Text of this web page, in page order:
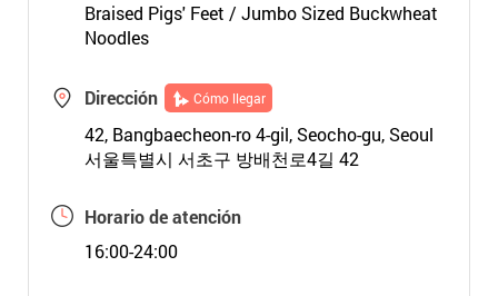
Braised Pigs' Feet / Jumbo Sized Buckwheat
Noodles
Dirección Cómo llegar
42, Bangbaecheon-ro 4-gil, Seocho-gu, Seoul
서울특별시 서초구 방배천로4길 42
Horario de atención
16:00-24:00